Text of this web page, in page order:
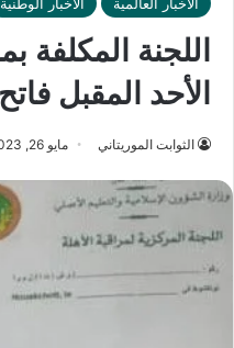
اللجنة المكلفة
الأحد المقبل
الثوابت الموريتاني مايو 26, 2023